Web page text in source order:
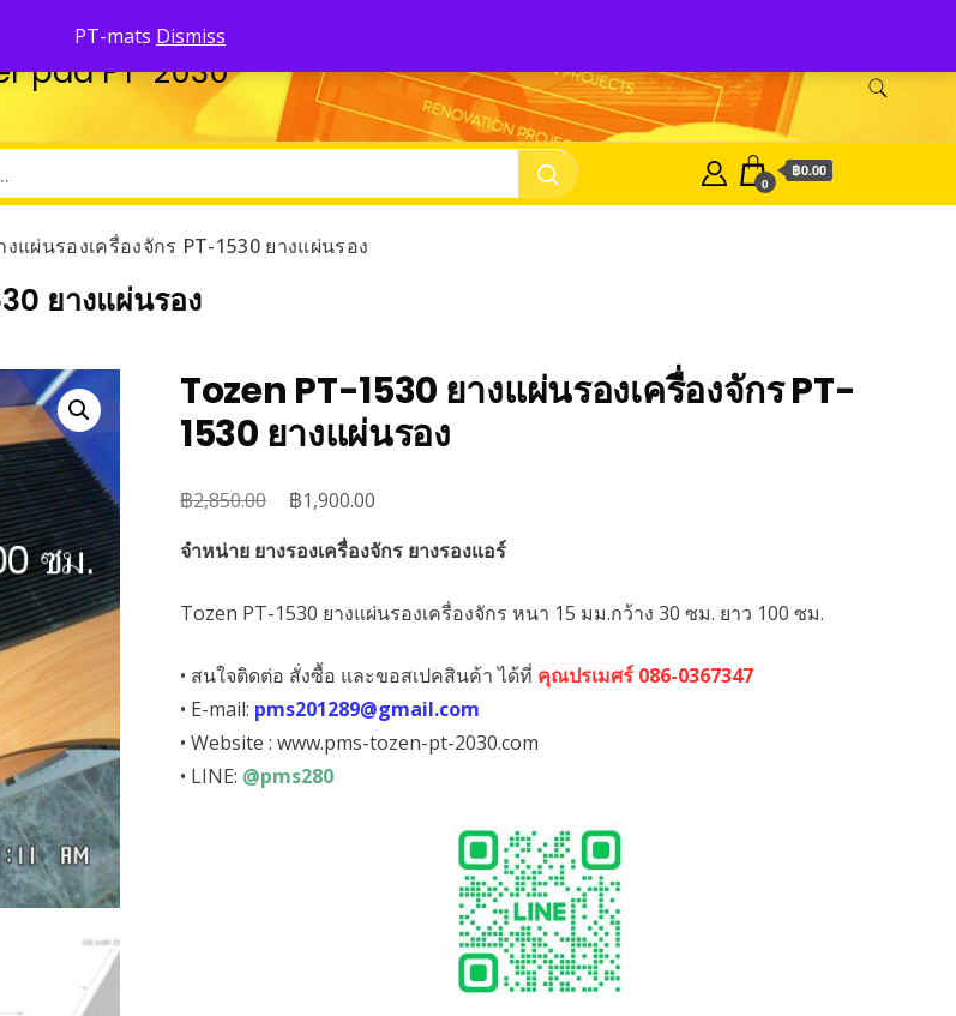
PT-mats Dismiss
pad PT-2030
0
฿0.00
แผ่นรองเครื่องจักร PT-1530 ยางแผ่นรอง
ยางแผ่นรอง
Tozen PT-1530 ยางแผ่นรองเครื่องจักร PT-
1530 ยางแผ่นรอง
฿2,850.00
Original
was:
฿2,850.00.
฿1,900.00
is:
฿1,900.00.
จำหน่าย ยางรองเครื่องจักร ยางรองแอร์
Tozen PT-1530 ยางแผ่นรองเครื่องจักร หนา 15 มม.กว้าง 30 ซม. ยาว 100 ซม.
• สนใจติดต่อ สั่งซื้อ และขอสเปคสินค้า ได้ที่ คุณปรเมศร์ 086-0367347
• E-mail: pms201289@gmail.com
• Website : www.pms-tozen-pt-2030.com
• LINE: @pms280